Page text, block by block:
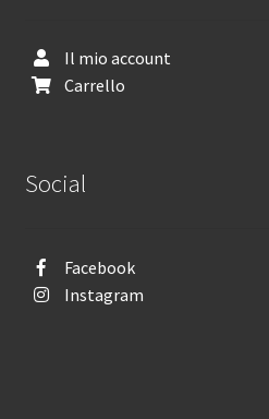
Il mio account
Carrello
Social
Facebook
Instagram